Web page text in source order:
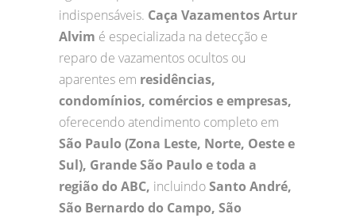
indispensáveis. Caça Vazamentos Artur
Alvim é especializada na detecção e
reparo de vazamentos ocultos ou
aparentes em residências,
condomínios, comércios e empresas,
oferecendo atendimento completo em
São Paulo (Zona Leste, Norte, Oeste e
Sul), Grande São Paulo e toda a
região do ABC, incluindoSanto André,
São Bernardo do Campo, São